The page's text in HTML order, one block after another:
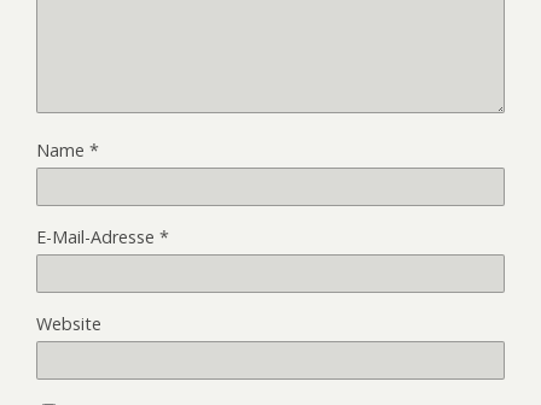
Name *
E-Mail-Adresse *
Website